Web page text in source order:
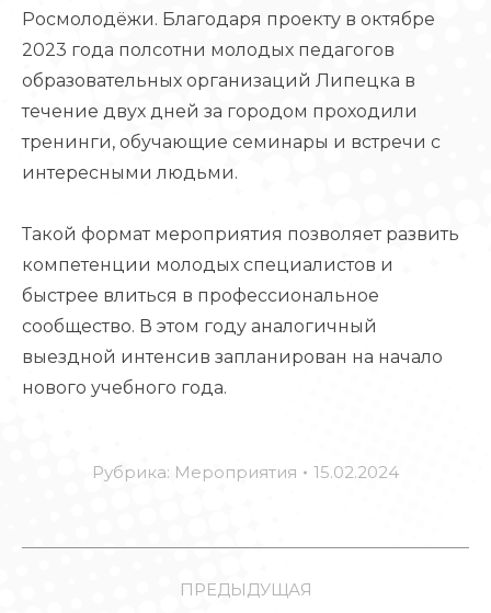
Росмолодёжи. Благодаря проекту в октябре
2023 года полсотни молодых педагогов
образовательных организаций Липецка в
течение двух дней за городом проходили
тренинги, обучающие семинары и встречи с
интересными людьми.
Такой формат мероприятия позволяет развить
компетенции молодых специалистов и
быстрее влиться в профессиональное
сообщество. В этом году аналогичный
выездной интенсив запланирован на начало
нового учебного года.
Рубрика: Мероприятия 15.02.2024
ПРЕДЫДУЩАЯ